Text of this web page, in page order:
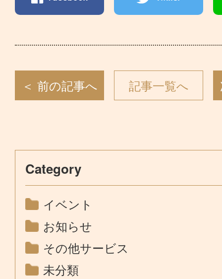
＜ 前の記事へ 記事一覧へ
Category
イベント
お知らせ
その他サービス
未分類